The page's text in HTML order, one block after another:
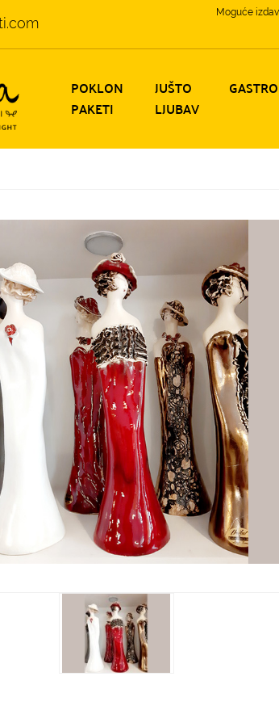
Moguće
POKLON
PAKETI
JUŠTO
LJUBAV
GASTRO